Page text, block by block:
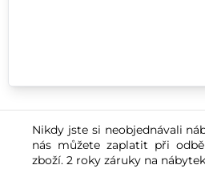
Nikdy jste si neobjednávali
nás můžete zaplatit při
zboží. 2 roky záruky na